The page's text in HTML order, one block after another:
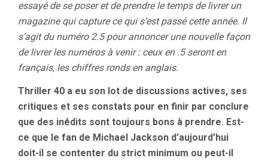
essayé de se poser et de prendre le temps de livrer un
magazine qui capture ce qui s’est passé cette année. Il
s’agit du numéro 2.5 pour annoncer une nouvelle façon
de livrer les numéros à venir : ceux en .5 seront en
français, les chiffres ronds en anglais.
Thriller 40 a eu son lot de discussions actives, ses
critiques et ses constats pour en finir par conclure
que des inédits sont toujours bons à prendre. Est-
ce que le fan de Michael Jackson d’aujourd’hui
doit-il se contenter du strict minimum ou peut-il